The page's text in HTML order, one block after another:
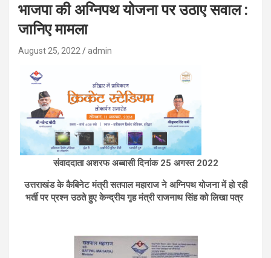
भाजपा की अग्निपथ योजना पर उठाए सवाल :
जानिए मामला
August 25, 2022 admin
संवाददाता अशरफ अब्बासी दिनांक 25 अगस्त 2022
उत्तराखंड के कैबिनेट मंत्री सतपाल महाराज ने अग्निपथ योजना में हो रही
भर्ती पर प्रश्न उठते हुए केन्द्रीय गृह मंत्री राजनाथ सिंह को लिखा पत्र